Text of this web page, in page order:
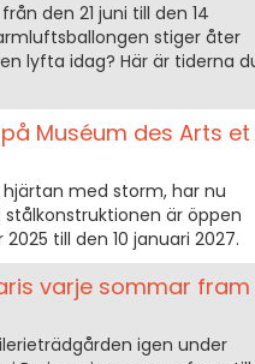
den 21 juni till den 14
stiger åter
lyfta idag? Här är tiderna
Muséum des Arts et
med storm, har nu
är öppen
till den 10 januari 2027.
varje sommar fram
igen under